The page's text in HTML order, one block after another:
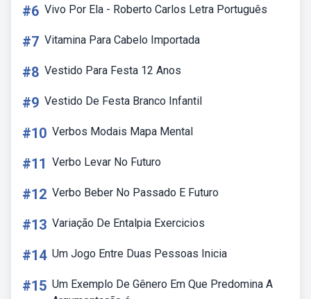
#6 Vivo Por Ela - Roberto Carlos Letra Português
#7 Vitamina Para Cabelo Importada
#8 Vestido Para Festa 12 Anos
#9 Vestido De Festa Branco Infantil
#10 Verbos Modais Mapa Mental
#11 Verbo Levar No Futuro
#12 Verbo Beber No Passado E Futuro
#13 Variação De Entalpia Exercicios
#14 Um Jogo Entre Duas Pessoas Inicia
#15 Um Exemplo De Gênero Em Que Predomina A